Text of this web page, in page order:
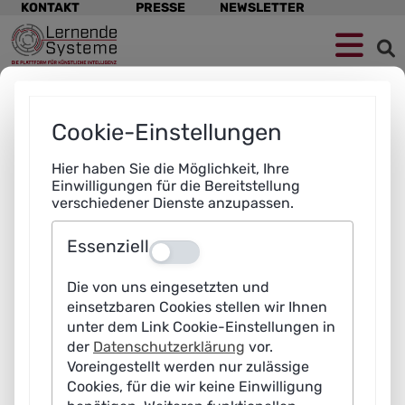
Zur
Navigation
springen
Zum
Hauptinhalt
springen
Zum
Footer
springen
Navigation
überspringen
KONTAKT PRESSE NEWSLETTER
Cookie-Einstellungen
Hier haben Sie die Möglichkeit, Ihre
Einwilligungen für die Bereitstellung
verschiedener Dienste anzupassen.
Essenziell Aus
Die von uns eingesetzten und
einsetzbaren Cookies stellen wir Ihnen
unter dem Link Cookie-Einstellungen in
der Datenschutzerklärung vor.
Voreingestellt werden nur zulässige
Cookies, für die wir keine Einwilligung